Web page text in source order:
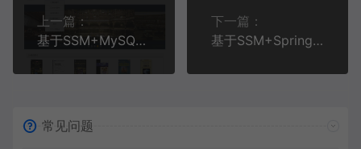
上一篇：
基于SSM+MySQL+Bootstrap+JSP的在线书店商城系统(附论文)
下一篇：
基于SSM+SpringBoot+Antd+Vue前后端分离的酒店管理系统(附文档)
常见问题